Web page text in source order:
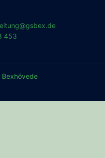
453
Bexhövede